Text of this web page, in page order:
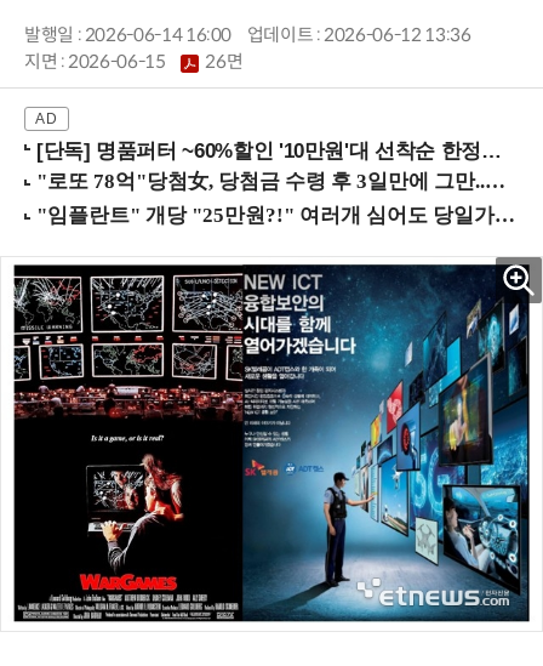
발행일 : 2026-06-14 16:00
업데이트 : 2026-06-12 13:36
지면 :2026-06-15 26면
[단독] 명품퍼터 ~60%할인 '10만원'대 선착순 한정판매!